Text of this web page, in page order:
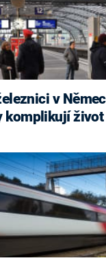
komplikují život